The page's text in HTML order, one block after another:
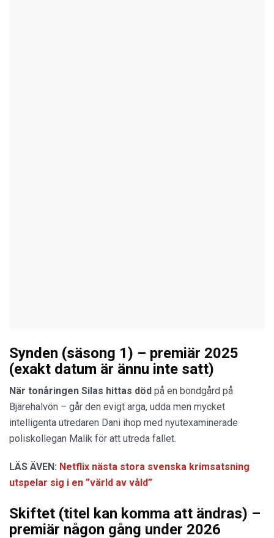
Synden (säsong 1) – premiär 2025
(exakt datum är ännu inte satt)
När tonåringen Silas hittas död på en bondgård på
Bjärehalvön – går den evigt arga, udda men mycket
intelligenta utredaren Dani ihop med nyutexaminerade
poliskollegan Malik för att utreda fallet.
LÄS ÄVEN: Netflix nästa stora svenska krimsatsning
utspelar sig i en ”värld av våld”
Skiftet (titel kan komma att ändras) –
premiär någon gång under 2026